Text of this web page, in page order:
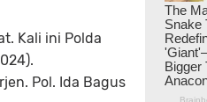
Kali ini Polda
Pol. Ida Bagus